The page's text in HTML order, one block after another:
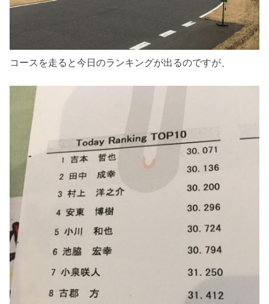
コースを走ると今日のランキングが出るのですが、